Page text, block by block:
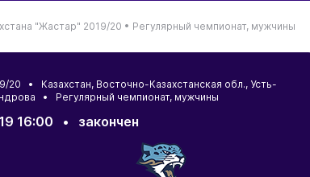
"Жастар" 2019/20 • Регулярный чемпионат, мужчины
20 • Казахстан, Восточно-Казахстанская обл., Усть-
• Регулярный чемпионат, мужчины
16:00 • закончен